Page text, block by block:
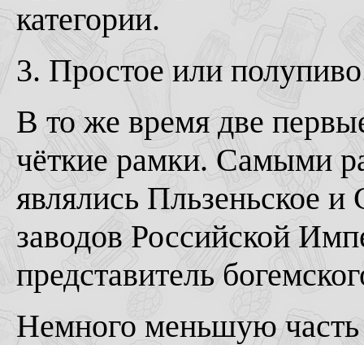
категории.
3. Простое или
В то же время две
чёткие рамки. Самыми
являлись Пльзеньское и
заводов Российской
представитель
Немного меньшую часть